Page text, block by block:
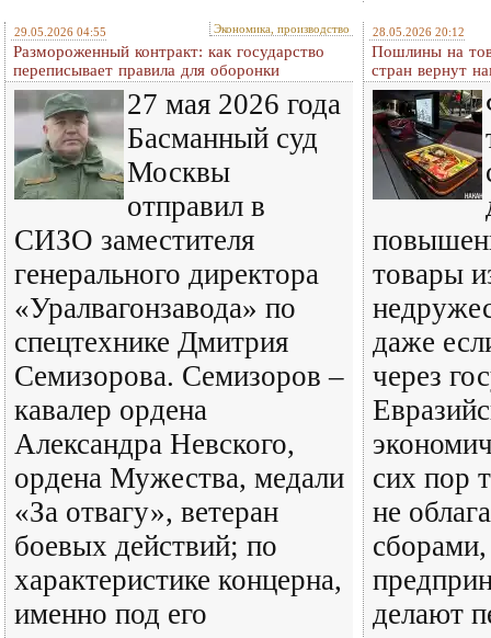
29.05.2026 04:55 Экономика, производство
Размороженный контракт: как государство
переписывает правила для оборонки
27 мая 2026 года
Басманный суд
Москвы
отправил в
СИЗО заместителя
генерального директора
«Уралвагонзавода» по
спецтехнике Дмитрия
Семизорова. Семизоров –
кавалер ордена
Александра Невского,
ордена Мужества, медали
«За отвагу», ветеран
боевых действий; по
характеристике концерна,
именно под его
28.05.2026 20:12
Пошлины на
стран вернут
товары
даже
через
сих пор
не
делают